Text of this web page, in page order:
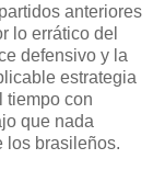
anteriores
lo errático del
defensivo y la
estrategia
tiempo con
que nada
los brasileños.